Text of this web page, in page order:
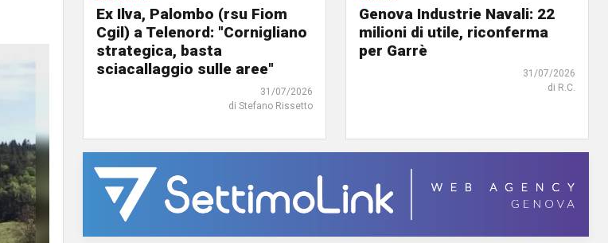
Ex Ilva, Palombo (rsu Fiom
Cgil) a Telenord: "Cornigliano
strategica, basta
sciacallaggio sulle aree"
31/07/2026
di Stefano Rissetto
Genova Industrie Navali: 22
milioni di utile, riconferma
per Garrè
31/07/2026
di R.C.